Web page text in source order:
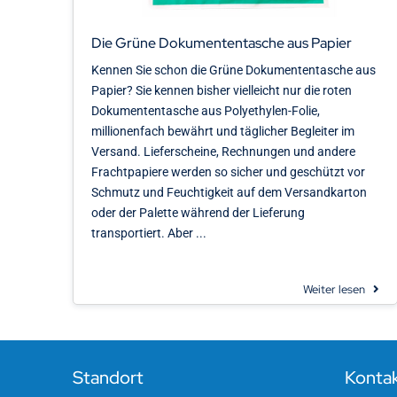
Die Grüne Dokumententasche aus Papier
Kennen Sie schon die Grüne Dokumententasche aus
Papier? Sie kennen bisher vielleicht nur die roten
Dokumententasche aus Polyethylen-Folie,
millionenfach bewährt und täglicher Begleiter im
Versand. Lieferscheine, Rechnungen und andere
Frachtpapiere werden so sicher und geschützt vor
Schmutz und Feuchtigkeit auf dem Versandkarton
oder der Palette während der Lieferung
transportiert. Aber ...
Weiter lesen
Standort